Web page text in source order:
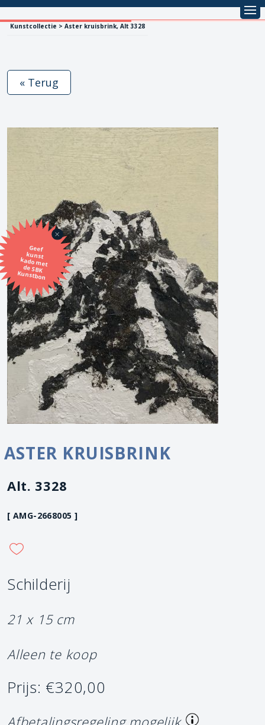
Kunstcollectie > Aster kruisbrink, Alt 3328
Geef
kunst
kado met
de SBK
Kunstbon
« Terug
ASTER KRUISBRINK
Alt. 3328
[ AMG-2668005 ]
Schilderij
21 x 15 cm
Alleen te koop
Prijs: €320,00